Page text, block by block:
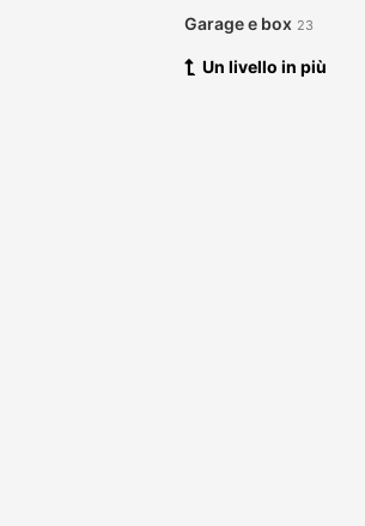
Garage e box 23
Un livello in più